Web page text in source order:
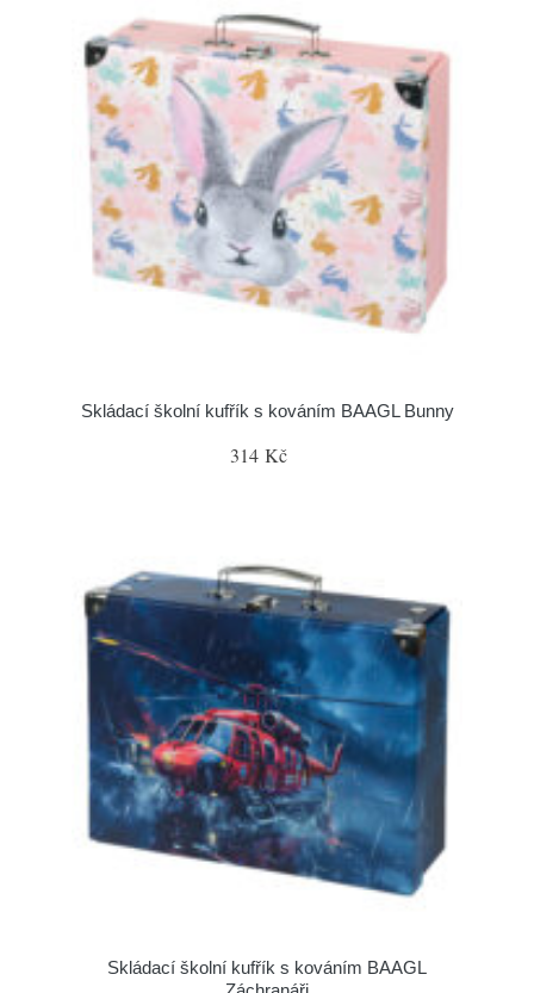
Skládací školní kufřík s kováním BAAGL Bunny
314 Kč
Skládací školní kufřík s kováním BAAGL